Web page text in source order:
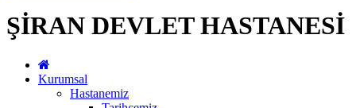
ŞİRAN DEVLET HASTANESİ
Kurumsal
Hastanemiz